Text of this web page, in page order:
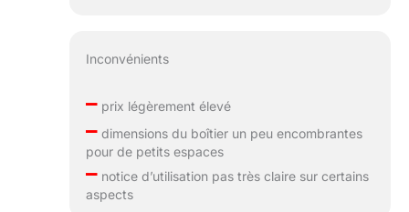
Inconvénients
–prix légèrement élevé
–dimensions du boîtier un peu encombrantes
pour de petits espaces
–notice d’utilisation pas très claire sur certains
aspects